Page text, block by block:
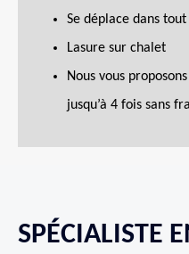
Se déplace dans
Lasure sur chalet
Nous vous
jusqu’à 4 fois sans
SPÉCIALISTE